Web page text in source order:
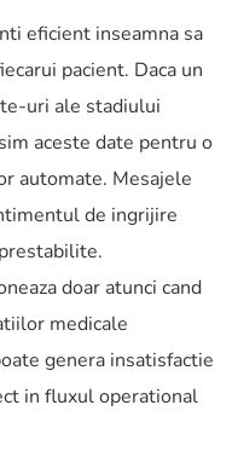
eficient inseamna sa
pacient. Daca un
uri ale stadiului
aceste date pentru o
automate. Mesajele
de ingrijire
doar atunci cand
medicale
genera insatisfactie
in fluxul operational